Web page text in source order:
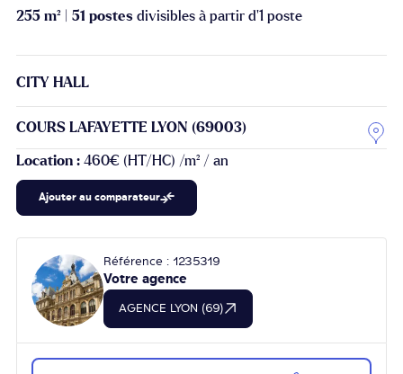
255 m²| 51 postes divisibles à partir d'1 poste
CITY HALL
COURS LAFAYETTE LYON (69003)
Location : 460€ (HT/HC) /m² / an
Ajouter au comparateur
Référence : 1235319
Votre agence
AGENCE LYON (69)